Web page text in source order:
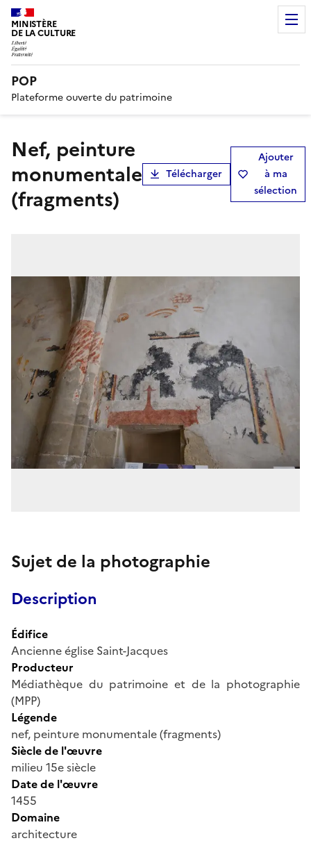
MINISTÈRE
DE LA CULTURE
POP
Plateforme ouverte du patrimoine
nef, peinture
monumentale
(fragments)
Télécharger
Ajouter
à ma
sélection
Sujet de la photographie
Description
Édifice
Ancienne église Saint-Jacques
Producteur
Médiathèque du patrimoine et de la photographie
(MPP)
Légende
nef, peinture monumentale (fragments)
Siècle de l'œuvre
milieu 15e siècle
Date de l'œuvre
1455
Domaine
architecture